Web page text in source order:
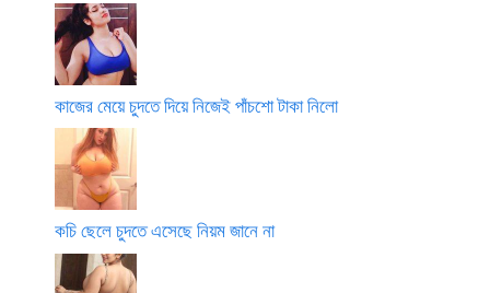
কাজের মেয়ে চুদতে দিয়ে নিজেই পাঁচশো টাকা নিলো
কচি ছেলে চুদতে এসেছে নিয়ম জানে না